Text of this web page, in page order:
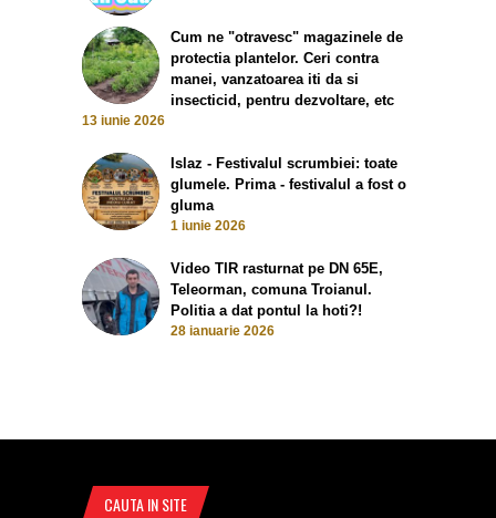
Cum ne "otravesc" magazinele de
protectia plantelor. Ceri contra
manei, vanzatoarea iti da si
insecticid, pentru dezvoltare, etc
13 iunie 2026
Islaz - Festivalul scrumbiei: toate
glumele. Prima - festivalul a fost o
gluma
1 iunie 2026
Video TIR rasturnat pe DN 65E,
Teleorman, comuna Troianul.
Politia a dat pontul la hoti?!
28 ianuarie 2026
CAUTA IN SITE